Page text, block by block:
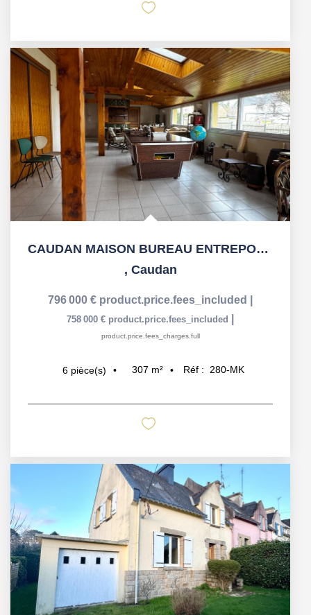
CAUDAN MAISON BUREAU ENTREPOT TOTAL 1000M2
, Caudan
796 000 € product.price.fees_included
758 000 € product.price.fees_included
product.price.fees_charges.full
6 pièce(s) 307 m² Réf : 280-MK